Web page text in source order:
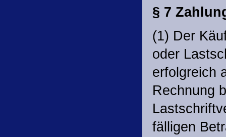
§ 7
(1) Der
oder
erfolgreich
Rechnung
fälligen